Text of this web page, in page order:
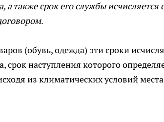
а также срок его службы исчисляется
.
(обувь, одежда) эти сроки
срок наступления которого
из климатических условий